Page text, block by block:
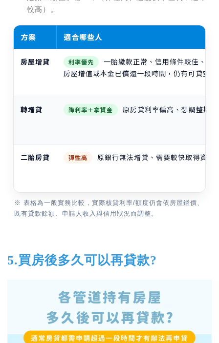
較高）。
方案 適合哪些人
房屋增貸 利率優先
一胎繳款正常、信用條件較佳、收
房屋增值或本金已償還一段時間，仍有可貸空
轉增貸 降利率＋拿資金 原房貸利率偏高、想調整期
二胎房貸 彈性高 原銀行無法增貸、需要較快取得資
※ 表格為一般實務比較，實際核貸利率/額度仍會依房屋鑑價、
既有貸款餘額、申請人收入與信用狀況而調整。
5.買房後多久可以再貸款?